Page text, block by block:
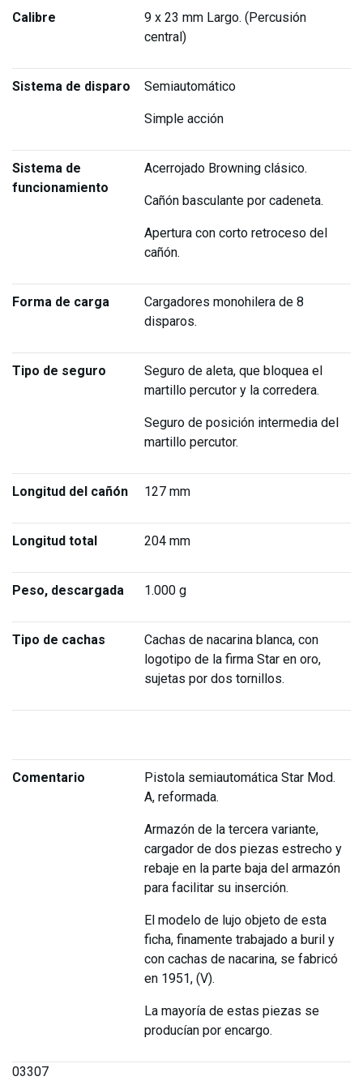
Calibre
9 x 23 mm Largo. (Percusión
central)
Sistema de disparo Semiautomático
Simple acción
Sistema de
funcionamiento
Acerrojado Browning clásico.
Cañón basculante por cadeneta.
Apertura con corto retroceso del
cañón.
Forma de carga
Cargadores monohilera de 8
disparos.
Tipo de seguro
Seguro de aleta, que bloquea el
martillo percutor y la corredera.
Seguro de posición intermedia del
martillo percutor.
Longitud del cañón 127 mm
Longitud total 204 mm
Peso, descargada 1.000 g
Tipo de cachas
Cachas de nacarina blanca, con
logotipo de la firma Star en oro,
sujetas por dos tornillos.
Comentario
Pistola semiautomática Star Mod.
A, reformada.
Armazón de la tercera variante,
cargador de dos piezas estrecho y
rebaje en la parte baja del armazón
para facilitar su inserción.
El modelo de lujo objeto de esta
ficha, finamente trabajado a buril y
con cachas de nacarina, se fabricó
en 1951, (V).
La mayoría de estas piezas se
producían por encargo.
03307